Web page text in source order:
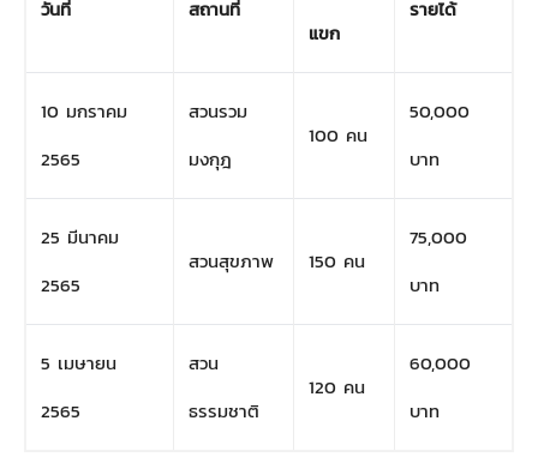
วันที่ สถานที่
แขก
รายได้
10 มกราคม
2565
สวนรวม
มงกุฎ
100 คน
50,000
บาท
25 มีนาคม
2565
สวนสุขภาพ 150 คน
75,000
บาท
5 เมษายน
2565
สวน
ธรรมชาติ
120 คน
60,000
บาท